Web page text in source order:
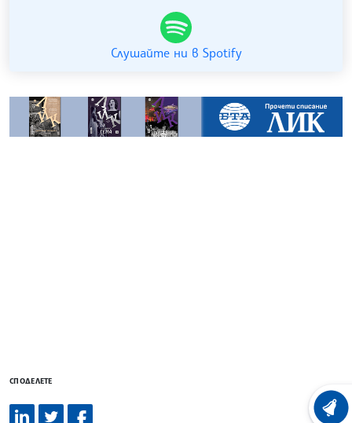
Слушайте ни в Spotify
СПОДЕЛЕТЕ